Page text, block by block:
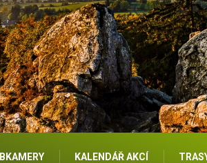
KALENDÁŘ AKCÍ